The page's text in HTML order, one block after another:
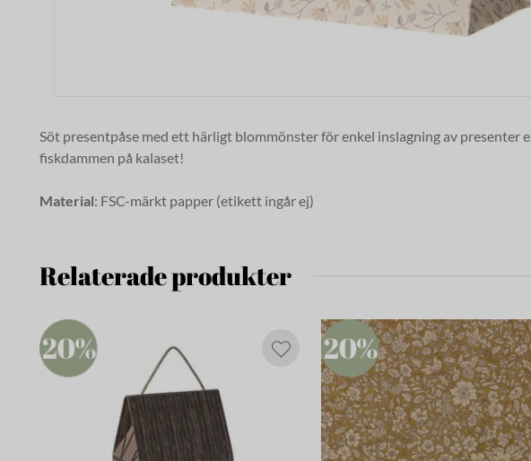
Söt presentpåse med ett härligt blommönster för enkel inslagning av presenter
fiskdammen på kalaset!
Material: FSC-märkt papper (etikett ingår ej)
Relaterade produkter